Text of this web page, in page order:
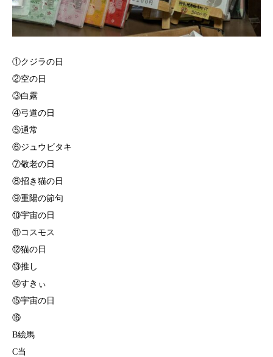
①クジラの日
②空の日
③白露
④弓道の日
⑤通常
⑥ジュウビタキ
⑦敬老の日
⑧招き猫の日
⑨重陽の節句
⑩宇宙の日
⑪コスモス
⑫猫の日
⑬推し
⑭すきぃ
⑮宇宙の日
⑯
B絵馬
C当